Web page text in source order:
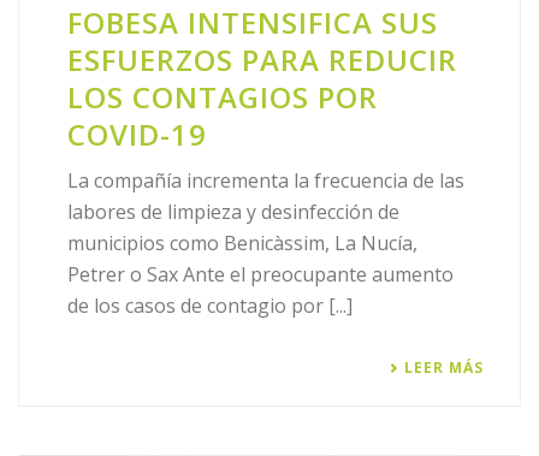
FOBESA INTENSIFICA SUS
ESFUERZOS PARA REDUCIR
LOS CONTAGIOS POR
COVID-19
La compañía incrementa la frecuencia de las
labores de limpieza y desinfección de
municipios como Benicàssim, La Nucía,
Petrer o Sax Ante el preocupante aumento
de los casos de contagio por [...]
LEER MÁS